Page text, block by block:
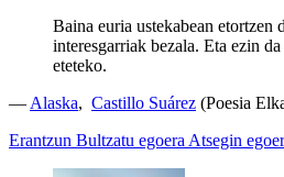
Baina euria ustekabean etortzen
interesgarriak bezala. Eta ezin
eteteko.
— Alaska, Castillo Suárez (Poesia
Erantzun Bultzatu egoera Atsegin